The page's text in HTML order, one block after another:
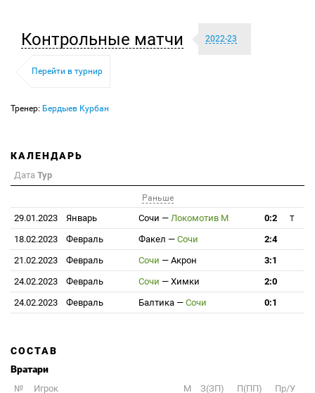
Контрольные матчи 2022-23
Перейти в турнир
Тренер: Бердыев Курбан
КАЛЕНДАРЬ
Дата Тур
Раньше
29.01.2023 Январь Сочи — Локомотив М 0:2 T
18.02.2023 Февраль Факел — Сочи
2:4
21.02.2023
Февраль Сочи — Акрон
3:1
24.02.2023
Февраль Сочи — Химки
2:0
24.02.2023
Февраль Балтика — Сочи 0:1
СОСТАВ
Вратари
№ Игрок M З(ЗП) П(ПП)
Пр/У